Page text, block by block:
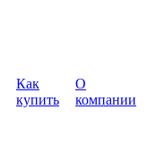
Как
купить
О
компании